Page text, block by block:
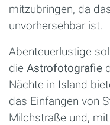
mitzubringen, da
unvorhersehbar ist.
Abenteuerlustige
die Astrofotografie
Nächte in Island
das Einfangen von
Milchstraße und,